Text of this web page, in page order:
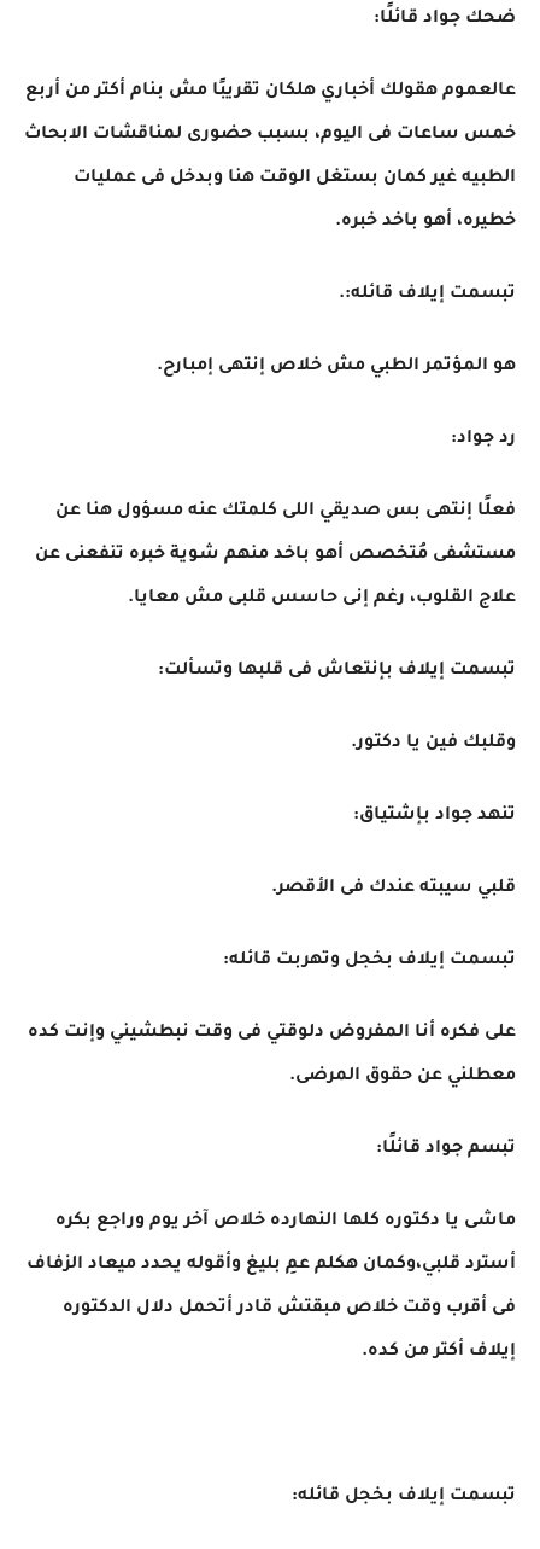
ضحك جواد قائلًا:
عالعموم هقولك أخباري هلكان تقريبًا مش بنام أكتر من أربع
خمس ساعات فى اليوم، بسبب حضورى لمناقشات الابحاث
الطبيه غير كمان بستغل الوقت هنا وبدخل فى عمليات
خطيره، أهو باخد خبره.
تبسمت إيلاف قائله:.
هو المؤتمر الطبي مش خلاص إنتهى إمبارح.
رد جواد:
فعلًا إنتهى بس صديقي اللى كلمتك عنه مسؤول هنا عن
مستشفى مُتخصص أهو باخد منهم شوية خبره تنفعنى عن
علاج القلوب، رغم إنى حاسس قلبى مش معايا.
تبسمت إيلاف بإنتعاش فى قلبها وتسألت:
وقلبك فين يا دكتور.
تنهد جواد بإشتياق:
قلبي سيبته عندك فى الأقصر.
تبسمت إيلاف بخجل وتهربت قائله:
على فكره أنا المفروض دلوقتي فى وقت نبطشيني وإنت كده
معطلني عن حقوق المرضى.
تبسم جواد قائلًا:
ماشى يا دكتوره كلها النهارده خلاص آخر يوم وراجع بكره
أسترد قلبي،وكمان هكلم عمِ بليغ وأقوله يحدد ميعاد الزفاف
فى أقرب وقت خلاص مبقتش قادر أتحمل دلال الدكتوره
إيلاف أكتر من كده.
تبسمت إيلاف بخجل قائله: